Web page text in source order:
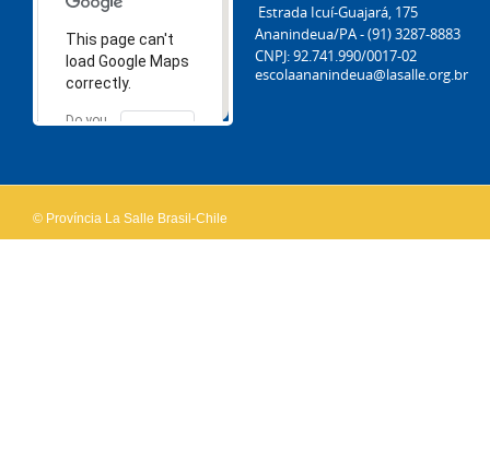
This page can't
load Google Maps
correctly.
Do you
OK
Estrada Icuí-Guajará, 175
Ananindeua/PA - (91) 3287-8883
CNPJ: 92.741.990/0017-02
escolaananindeua@lasalle.org.br
© Província La Salle Brasil-Chile